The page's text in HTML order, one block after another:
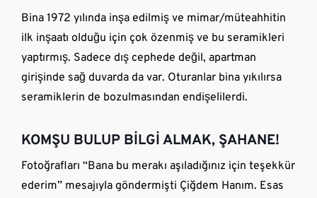
Bina 1972 yılında inşa edilmiş ve mimar/müteahhitin
ilk inşaatı olduğu için çok özenmiş ve bu seramikleri
yaptırmış. Sadece dış cephede değil, apartman
girişinde sağ duvarda da var. Oturanlar bina yıkılırsa
seramiklerin de bozulmasından endişelilerdi.
KOMŞU BULUP BİLGİ ALMAK, ŞAHANE!
Fotoğrafları “Bana bu merakı aşıladığınız için teşekkür
ederim” mesajıyla göndermişti Çiğdem Hanım. Esas